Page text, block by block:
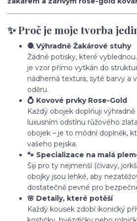
✨ Proč je moje tvorba
🧶 Výhradně Žakárové stuhy
Žádné potisky, které
je vzor přímo vytkán do
nádherná textura, syté barvy a
oděru.
💍 Kovové prvky Rose-Gold
Každý obojek doplňuji
luxusním odstínu růžového
obojek – je to módní doplněk,
vašeho pejska.
🐾 Specializace na malá
Šiji pro ty nejmenší (čivavy,
obojky jsou lehké, aby
dostatečně pevné pro
🌸 Detaily, které potěší
Každý kousek zdobí ikonický